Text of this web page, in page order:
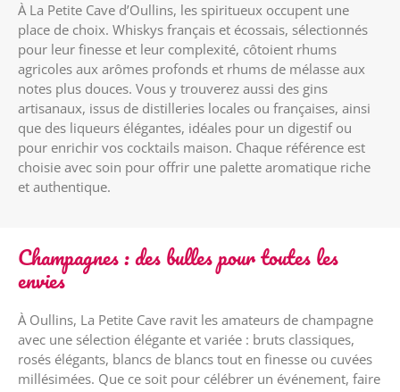
Champagnes : des bulles pour toutes les
envies
À Oullins, La Petite Cave ravit les amateurs de champagne
avec une sélection élégante et variée : bruts classiques,
rosés élégants, blancs de blancs tout en finesse ou cuvées
millésimées. Que ce soit pour célébrer un événement, faire
À La Petite Cave d’Oullins, les spiritueux occupent une
place de choix. Whiskys français et écossais, sélectionnés
pour leur finesse et leur complexité, côtoient rhums
agricoles aux arômes profonds et rhums de mélasse aux
notes plus douces. Vous y trouverez aussi des gins
artisanaux, issus de distilleries locales ou françaises, ainsi
que des liqueurs élégantes, idéales pour un digestif ou
pour enrichir vos cocktails maison. Chaque référence est
choisie avec soin pour offrir une palette aromatique riche
et authentique.